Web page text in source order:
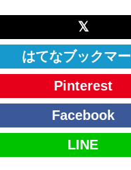
𝕏
はてなブックマ
Pinterest
Facebook
LINE